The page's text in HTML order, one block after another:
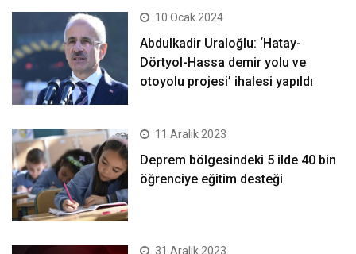
10 Ocak 2024
Abdulkadir Uraloğlu: ‘Hatay-
Dörtyol-Hassa demir yolu ve
otoyolu projesi’ ihalesi yapıldı
11 Aralık 2023
Deprem bölgesindeki 5 ilde 40 bin
öğrenciye eğitim desteği
31 Aralık 2023